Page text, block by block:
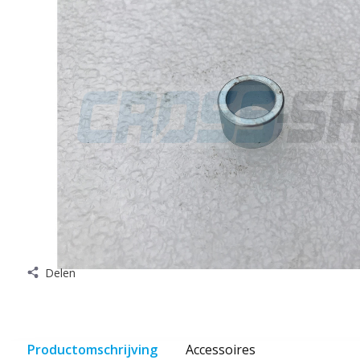
Delen
Productomschrijving Accessoires